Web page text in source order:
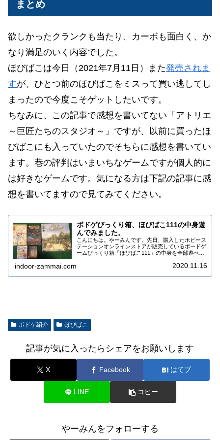
まとめ
欲しかったクランクも当たり、カーボも面白く、か
なり満足のいく内容でした。
ほびばこは今日（2021年7月11日）また発売されま
すが、ひとつ前のほびばこをミスって買い逃してし
まったので今度こそゲットしたいです。
ちなみに、この記事で感想を書いてない「アトリエ
～巨匠たちのスタジオ～」ですが、以前に買ったほ
びばこにも入っていたのでそちらに感想を書いてい
ます。巷の評判はいまいちなゲームですが個人的に
は好きなゲームです。気になる方は下記の記事に感
想を書いてますので見てみてください。
ボドゲびっくり箱、ほびばこ111の中身遊
んでみました。
こんにちは。やーみんです。先日、購入したホビース
テーションオンラインストアが販売しているボードゲ
ームびっくり箱「ほびばこ111」の中身を全部遊べた
111の開封記事はこちら→ボドゲびっくり箱！はじ...
indoor-zammai.com 2020.11.16
ボドゲ紹介 ほびばこ
記事が気に入ったらシェアをお願いします
X Facebook はてブ
LINE コピー
やーみんをフォローする